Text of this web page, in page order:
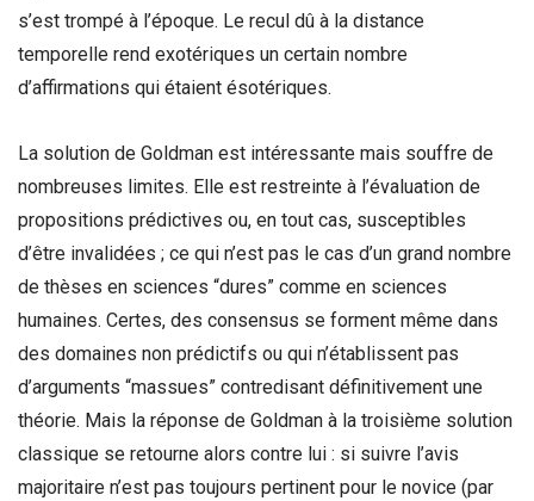
s’est trompé à l’époque. Le recul dû à la distance
temporelle rend exotériques un certain nombre
d’affirmations qui étaient ésotériques.
La solution de Goldman est intéressante mais souffre de
nombreuses limites. Elle est restreinte à l’évaluation de
propositions prédictives ou, en tout cas, susceptibles
d’être invalidées ; ce qui n’est pas le cas d’un grand nombre
de thèses en sciences “dures” comme en sciences
humaines. Certes, des consensus se forment même dans
des domaines non prédictifs ou qui n’établissent pas
d’arguments “massues” contredisant définitivement une
théorie. Mais la réponse de Goldman à la troisième solution
classique se retourne alors contre lui : si suivre l’avis
majoritaire n’est pas toujours pertinent pour le novice (par